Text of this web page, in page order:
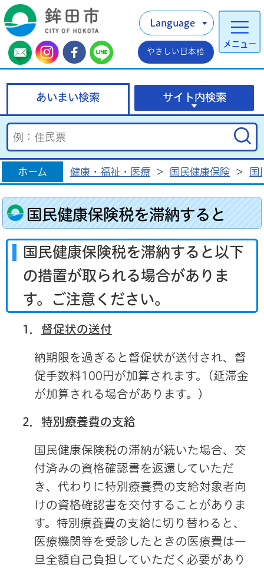
メニュー
Language
やさしい日本語
あいまい検索 サイト内検索
ホーム 健康・福祉・医療 > 国民健康保険 > 国
国民健康保険税を滞納すると
国民健康保険税を滞納すると以下
の措置が取られる場合がありま
す。ご注意ください。
1． 督促状の送付
納期限を過ぎると督促状が送付され、督
促手数料100円が加算されます。(延滞金
が加算される場合があります。)
2． 特別療養費の支給
国民健康保険税の滞納が続いた場合、交
付済みの資格確認書を返還していただ
き、代わりに特別療養費の支給対象者向
けの資格確認書を交付することがありま
す。特別療養費の支給に切り替わると、
医療機関等を受診したときの医療費は一
旦全額自己負担していただく必要があり